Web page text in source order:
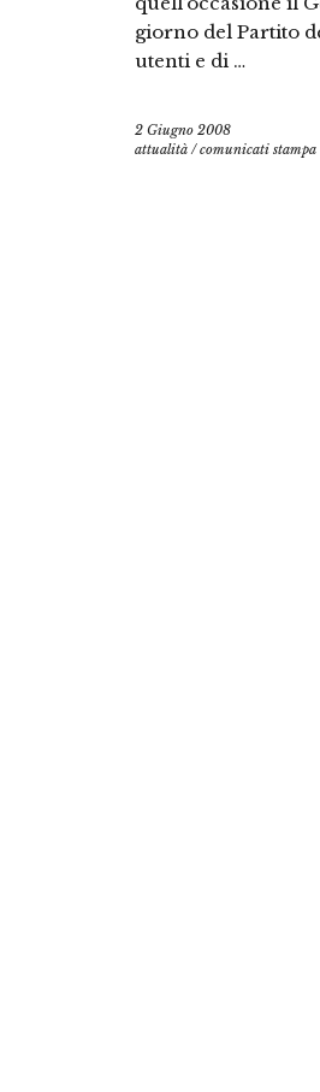
giorno del Partito
utenti e di …
2 Giugno 2008
attualità /comunicati stampa